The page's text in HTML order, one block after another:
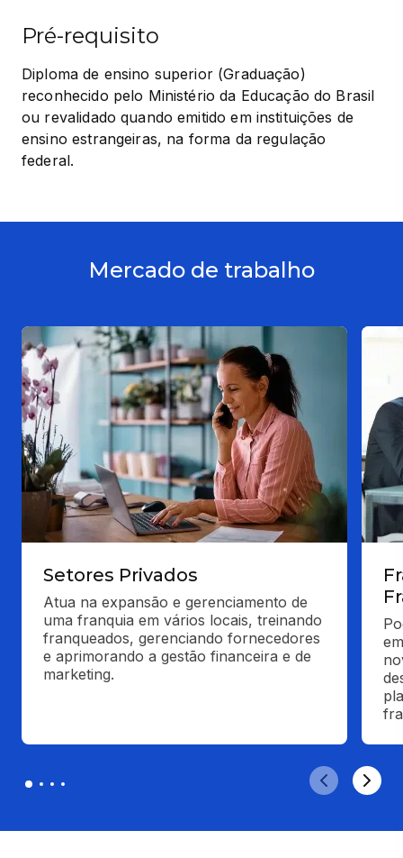
Pré-requisito
Diploma de ensino superior (Graduação)
reconhecido pelo Ministério da Educação do Brasil
ou revalidado quando emitido em instituições de
ensino estrangeiras, na forma da regulação
federal.
Mercado de trabalho
Setores Privados
Atua na expansão e gerenciamento de
uma franquia em vários locais, treinando
franqueados, gerenciando fornecedores
e aprimorando a gestão financeira e de
marketing.